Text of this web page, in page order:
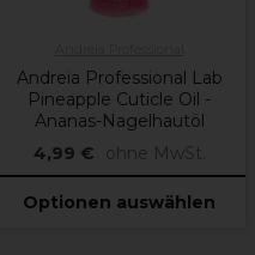
Andreia Professional Lab
Pineapple Cuticle Oil -
Ananas-Nagelhautöl
4,99 €
ohne MwSt.
Optionen auswählen